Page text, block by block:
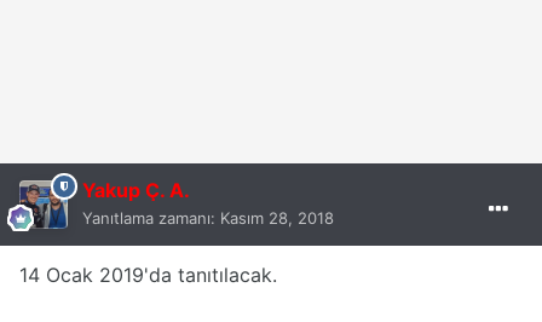
Yakup Ç. A.
Yanıtlama zamanı: Kasım 28, 2018
14 Ocak 2019'da tanıtılacak.